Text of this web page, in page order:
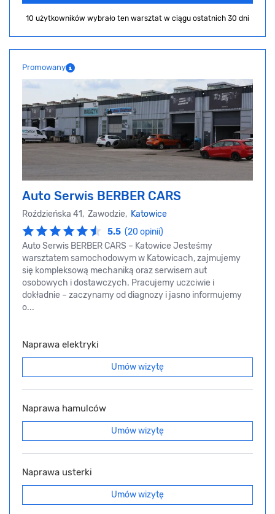
10 użytkowników wybrało ten warsztat w ciągu ostatnich 30 dni
Promowany
Auto Serwis BERBER CARS
Roździeńska 41, Zawodzie, Katowice
5.5 (20 opinii)
Auto Serwis BERBER CARS – Katowice Jesteśmy
warsztatem samochodowym w Katowicach, zajmujemy
się kompleksową mechaniką oraz serwisem aut
osobowych i dostawczych. Pracujemy uczciwie i
dokładnie – zaczynamy od diagnozy i jasno informujemy
o...
Naprawa elektryki
Umów wizytę
Naprawa hamulców
Umów wizytę
Naprawa usterki
Umów wizytę